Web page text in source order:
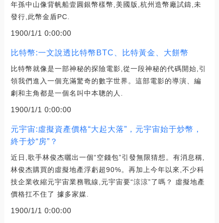
年孫中山像背帆船壹圓銀幣樣幣,美國版,杭州造幣廠試鑄,未
發行,此幣金盾PC.
1900/1/1 0:00:00
比特幣:一文說透比特幣BTC、比特黃金、大餅幣
比特幣就像是一部神秘的探險電影,從一段神秘的代碼開始,引
領我們進入一個充滿驚奇的數字世界。這部電影的導演、編
劇和主角都是一個名叫中本聰的人.
1900/1/1 0:00:00
元宇宙:虛擬資產價格“大起大落”，元宇宙始于炒幣，
終于炒“房”？
近日,歌手林俊杰曬出一個“空錢包”引發無限猜想。有消息稱,
林俊杰購買的虛擬地產浮虧超90%。再加上今年以來,不少科
技企業收縮元宇宙業務戰線,元宇宙要“涼涼”了嗎？ 虛擬地產
價格扛不住了 據多家媒.
1900/1/1 0:00:00